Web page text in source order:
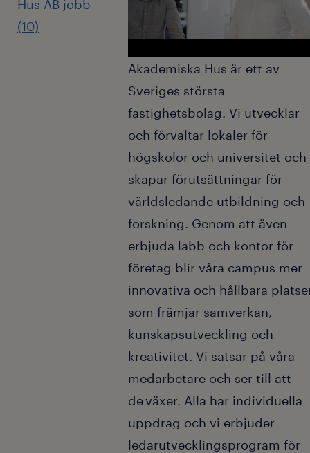
Erfarenhet av fastighetsförvaltning, affärsdrivna
Erfarenhet av hyresförhandling, avtalshantering
och att driva utvecklings- och
Vana av att arbeta med resultatansvar och
Vana att arbeta i fastighetssystem och en god
Bakgrundskontroll kommer att genomföras på
fastighetsavdelningen
Att driva affären genom aktiv vakanshantering,
utvecklingsmöjligheter
Att initiera, prioritera och följa upp utvecklings-
och investeringsprojekt
Att säkerställa att beslut genomförs och följs
upp i linje med områdets mål
Samarbete i tvärfunktionella team för en stark
och samlad kundleverans
Hus AB jobb
(10)
Akademiska Hus är ett av
Sveriges största
fastighetsbolag. Vi utvecklar
och förvaltar lokaler för
högskolor och universitet och
skapar förutsättningar för
världsledande utbildning och
forskning. Genom att även
erbjuda labb och kontor för
företag blir våra campus mer
innovativa och hållbara
som främjar samverkan,
kunskapsutveckling och
kreativitet. Vi satsar på våra
medarbetare och ser till att
de växer. Alla har individuella
uppdrag och vi erbjuder
ledarutvecklingsprogram för